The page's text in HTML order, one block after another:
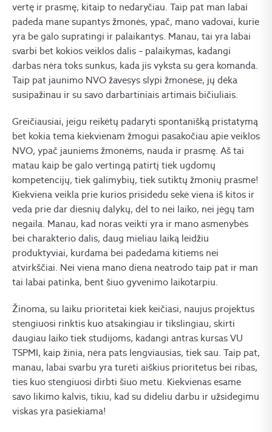
vertę ir prasmę, kitaip to nedaryčiau. Taip pat man labai
padeda mane supantys žmonės, ypač, mano vadovai, kurie
yra be galo supratingi ir palaikantys. Manau, tai yra labai
svarbi bet kokios veiklos dalis – palaikymas, kadangi
darbas nėra toks sunkus, kada jis vyksta su gera komanda.
Taip pat jaunimo NVO žavesys slypi žmonėse, jų dėka
susipažinau ir su savo darbartiniais artimais bičiuliais.
Greičiausiai, jeigu reikėtų padaryti spontanišką pristatymą
bet kokia tema kiekvienam žmogui pasakočiau apie veiklos
NVO, ypač jauniems žmonėms, nauda ir prasmę. Aš tai
matau kaip be galo vertingą patirtį tiek ugdomų
kompetencijų, tiek galimybių, tiek sutiktų žmonių prasme!
Kiekviena veikla prie kurios prisidedu sekė viena iš kitos ir
veda prie dar diesnių dalykų, dėl to nei laiko, nei jėgų tam
negaila. Manau, kad noras veikti yra ir mano asmenybės
bei charakterio dalis, daug mieliau laiką leidžiu
produktyviai, kurdama bei padedama kitiems nei
atvirkščiai. Nei viena mano diena neatrodo taip pat ir man
tai labai patinka, bent šiuo gyvenimo laikotarpiu.
Žinoma, su laiku prioritetai kiek keičiasi, naujus projektus
stengiuosi rinktis kuo atsakingiau ir tikslingiau, skirti
daugiau laiko tiek studijoms, kadangi antras kursas VU
TSPMI, kaip žinia, nėra pats lengviausias, tiek sau. Taip pat,
manau, labai svarbu yra turėti aiškius prioritetus bei ribas,
ties kuo stengiuosi dirbti šiuo metu. Kiekvienas esame
savo likimo kalvis, tikiu, kad su dideliu darbu ir užsidegimu
viskas yra pasiekiama!